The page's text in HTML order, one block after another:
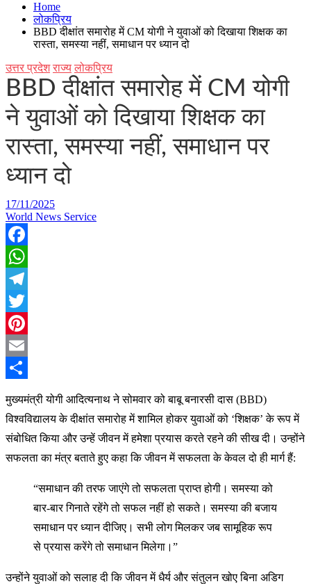
Home
लोकप्रिय
BBD दीक्षांत समारोह में CM योगी ने युवाओं को दिखाया शिक्षक का
रास्ता, समस्या नहीं, समाधान पर ध्यान दो
उत्तर प्रदेश राज्य लोकप्रिय
BBD दीक्षांत समारोह में CM योगी
ने युवाओं को दिखाया शिक्षक का
रास्ता, समस्या नहीं, समाधान पर
ध्यान दो
17/11/2025
World News Service
Facebook
WhatsApp
Telegram
Twitter
Pinterest
Email
मुख्यमंत्री योगी आदित्यनाथ ने सोमवार को बाबू बनारसी दास (BBD)
विश्वविद्यालय के दीक्षांत समारोह में शामिल होकर युवाओं को ‘शिक्षक’ के रूप में
संबोधित किया और उन्हें जीवन में हमेशा प्रयास करते रहने की सीख दी। उन्होंने
सफलता का मंत्र बताते हुए कहा कि जीवन में सफलता के केवल दो ही मार्ग हैं:
“समाधान की तरफ जाएंगे तो सफलता प्राप्त होगी। समस्या को
बार-बार गिनाते रहेंगे तो सफल नहीं हो सकते। समस्या की बजाय
समाधान पर ध्यान दीजिए। सभी लोग मिलकर जब सामूहिक रूप
से प्रयास करेंगे तो समाधान मिलेगा।”
उन्होंने युवाओं को सलाह दी कि जीवन में धैर्य और संतुलन खोए बिना अडिग